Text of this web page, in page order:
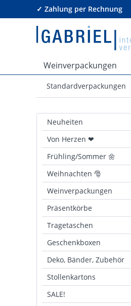
✓ Zahlung per Rechnung
Weinverpackungen
Standardverpackungen
Neuheiten
Von Herzen ❤
Frühling/Sommer 🌼
Weihnachten 🎅
Weinverpackungen
Präsentkörbe
Tragetaschen
Geschenkboxen
Deko, Bänder, Zubehör
Stollenkartons
SALE!